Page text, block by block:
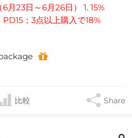
月23日～6月26日） 1. 15%
；3点以上購入で18%
比較 Share